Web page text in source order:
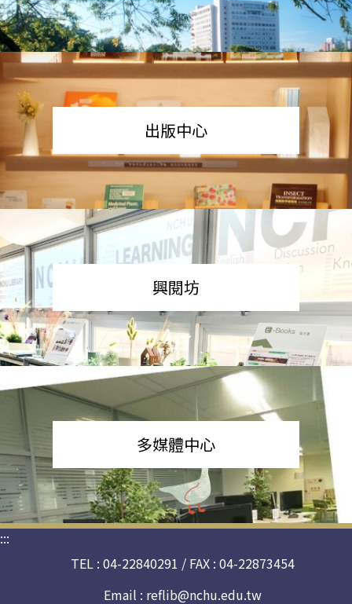
出版中心
興閱坊
多媒體中心
:::
TEL : 04-22840291 / FAX : 04-22873454
Email : reflib@nchu.edu.tw